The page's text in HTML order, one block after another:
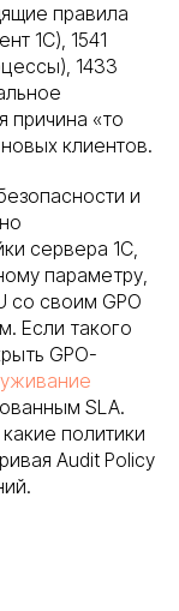
правила
1С), 1541
1433
причина «то
клиентов.
и
сервера 1С,
параметру,
со своим GPO
Если такого
GPO-
SLA.
политики
Audit Policy